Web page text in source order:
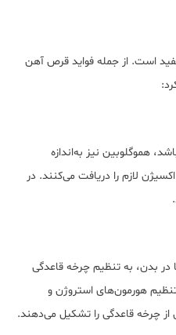
است. از جمله فواید قرص آهن
هموگلوبین نیز به‌اندازه
لازم را دریافت می‌کنند. در
بدن، به تنظیم چرخه قاعدگی
هورمون‌های استروژن و
چرخه قاعدگی را تشکیل می‌دهند.